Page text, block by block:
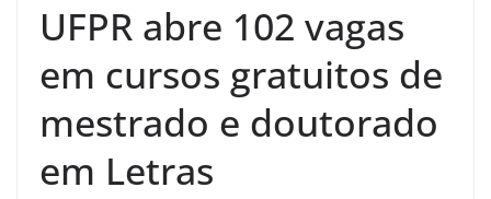
UFPR abre 102 vagas
em cursos gratuitos de
mestrado e doutorado
em Letras